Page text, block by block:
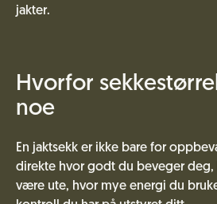
jakter.
Hvorfor
noe
En jaktsekk er ikke bare for
direkte hvor godt du beveger deg,
være ute, hvor mye energi du